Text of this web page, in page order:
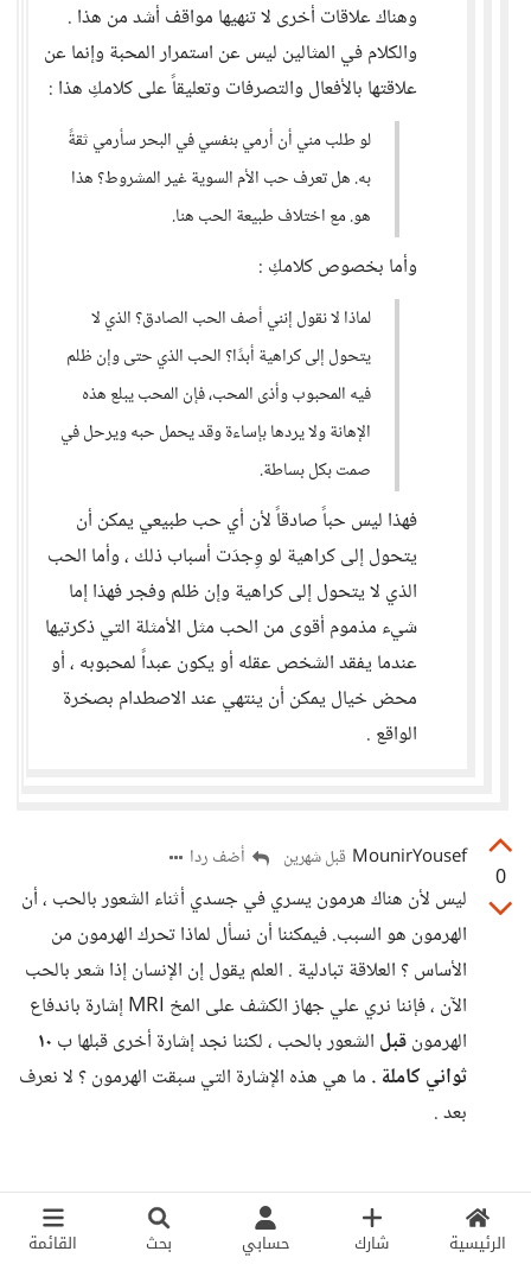
الرئيسية شارك حسابي بحث القائمة
وهناك علاقات أخرى لا تنهيها مواقف أشد من هذا .
والكلام في المثالين ليس عن استمرار المحبة وإنما عن
علاقتها بالأفعال والتصرفات وتعليقاً على كلامكِ هذا :
لو طلب مني أن أرمي بنفسي في البحر سأرمي ثقةً
به. هل تعرف حب الأم السوية غير المشروط؟ هذا
هو. مع اختلاف طبيعة الحب هنا.
وأما بخصوص كلامكِ :
لماذا لا نقول إنني أصف الحب الصادق؟ الذي لا
يتحول إلى كراهية أبدًا؟ الحب الذي حتى وإن ظلم
فيه المحبوب وأذى المحب، فإن المحب يبلع هذه
الإهانة ولا يردها بإساءة وقد يحمل حبه ويرحل في
صمت بكل بساطة.
فهذا ليس حباً صادقاً لأن أي حب طبيعي يمكن أن
يتحول إلى كراهية لو وِجدَت أسباب ذلك ، وأما الحب
الذي لا يتحول إلى كراهية وإن ظلم وفجر فهذا إما
شيء مذموم أقوى من الحب مثل الأمثلة التي ذكرتيها
عندما يفقد الشخص عقله أو يكون عبداً لمحبوبه ، أو
محض خيال يمكن أن ينتهي عند الاصطدام بصخرة
الواقع .
0
MounirYousef قبل شهرين أضف ردا
ليس لأن هناك هرمون يسري في جسدي أثناء الشعور بالحب ، أن
الهرمون هو السبب. فيمكننا أن نسأل لماذا تحرك الهرمون من
الأساس ؟ العلاقة تبادلية . العلم يقول إن الإنسان إذا شعر بالحب
الآن ، فإننا نري علي جهاز الكشف على المخ MRI إشارة باندفاع
الهرمونقبل الشعور بالحب ، لكننا نجد إشارة أخرى قبلها ب ١٠
ثواني كاملة . ما هي هذه الإشارة التي سبقت الهرمون ؟ لا نعرف
بعد .